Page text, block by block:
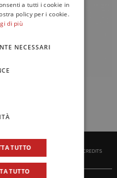
CREDITS
a tutti i cookie in
policy per i cookie.
di più
NECESSARI
TUTTO
TUTTO